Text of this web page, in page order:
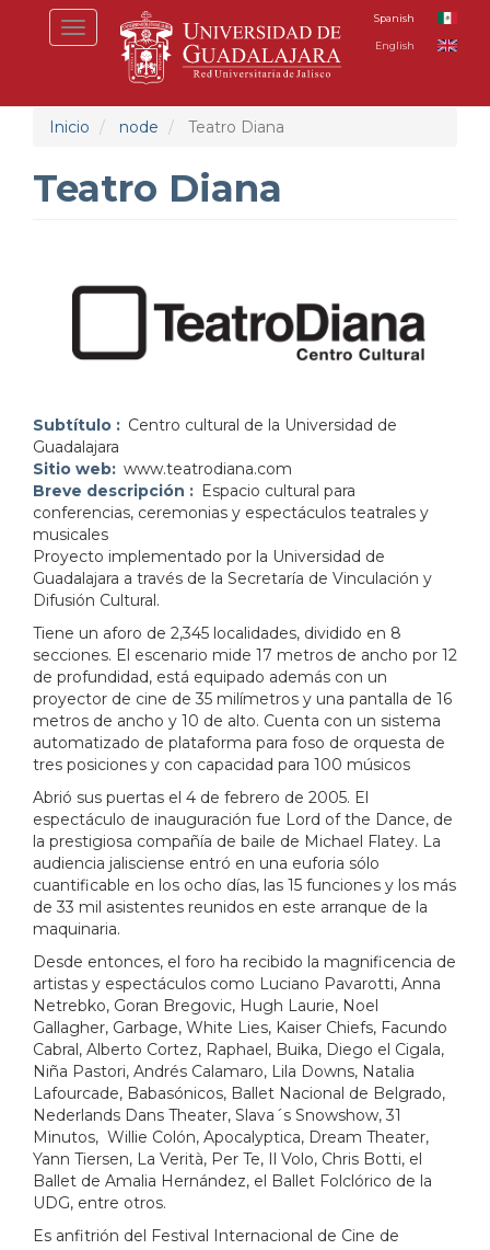
Toggle
navigation
Spanish
English
Inicio node Teatro Diana
Teatro Diana
Subtítulo
Centro cultural de la Universidad de
Guadalajara
Sitio web
www.teatrodiana.com
Breve descripción
Espacio cultural para
conferencias, ceremonias y espectáculos teatrales y
musicales
Proyecto implementado por la Universidad de
Guadalajara a través de la Secretaría de Vinculación y
Difusión Cultural.
Tiene un aforo de 2,345 localidades, dividido en 8
secciones. El escenario mide 17 metros de ancho por 12
de profundidad, está equipado además con un
proyector de cine de 35 milímetros y una pantalla de 16
metros de ancho y 10 de alto. Cuenta con un sistema
automatizado de plataforma para foso de orquesta de
tres posiciones y con capacidad para 100 músicos
Abrió sus puertas el 4 de febrero de 2005. El
espectáculo de inauguración fue Lord of the Dance, de
la prestigiosa compañía de baile de Michael Flatey. La
audiencia jalisciense entró en una euforia sólo
cuantificable en los ocho días, las 15 funciones y los más
de 33 mil asistentes reunidos en este arranque de la
maquinaria.
Desde entonces, el foro ha recibido la magnificencia de
artistas y espectáculos como Luciano Pavarotti, Anna
Netrebko, Goran Bregovic, Hugh Laurie, Noel
Gallagher, Garbage, White Lies, Kaiser Chiefs, Facundo
Cabral, Alberto Cortez, Raphael, Buika, Diego el Cigala,
Niña Pastori, Andrés Calamaro, Lila Downs, Natalia
Lafourcade, Babasónicos, Ballet Nacional de Belgrado,
Nederlands Dans Theater, Slava´s Snowshow, 31
Minutos, Willie Colón, Apocalyptica, Dream Theater,
Yann Tiersen, La Verità, Per Te, Il Volo, Chris Botti, el
Ballet de Amalia Hernández, el Ballet Folclórico de la
UDG, entre otros.
Es anfitrión del Festival Internacional de Cine de